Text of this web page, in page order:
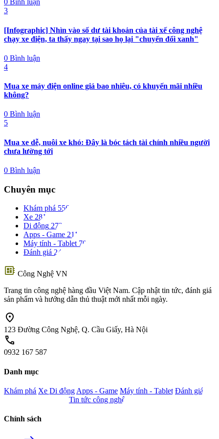
0 Bình luận
3
[Infographic] Nhìn vào số dư tài khoản của tài xế công nghệ
chạy xe điện, ta thấy ngay tại sao họ lại "chuyển đổi xanh"
0 Bình luận
4
Mua xe máy điện online giá bao nhiêu, có khuyến mãi nhiều
không?
0 Bình luận
5
Mua xe dễ, nuôi xe khó: Đây là bóc tách tài chính nhiều người
chưa lường tới
0 Bình luận
Chuyên mục
Khám phá 556
Xe 281
Di động 273
Apps - Game 211
Máy tính - Tablet 70
Đánh giá 24
developer_board Công Nghệ VN
Trang tin công nghệ hàng đầu Việt Nam. Cập nhật tin tức, đánh giá
sản phẩm và hướng dẫn thủ thuật mới nhất mỗi ngày.
location_on
123 Đường Công Nghệ, Q. Cầu Giấy, Hà Nội
call
0932 167 587
Danh mục
Khám phá Xe Di động Apps - Game Máy tính - Tablet Đánh giá
Tin tức công nghệ
Chính sách